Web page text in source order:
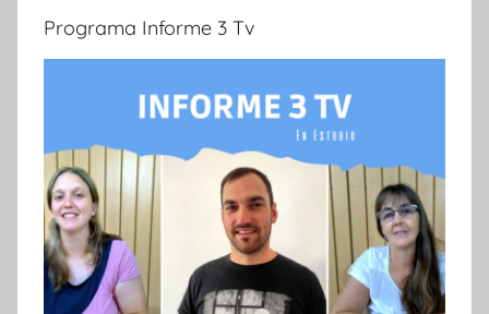
Programa Informe 3 Tv